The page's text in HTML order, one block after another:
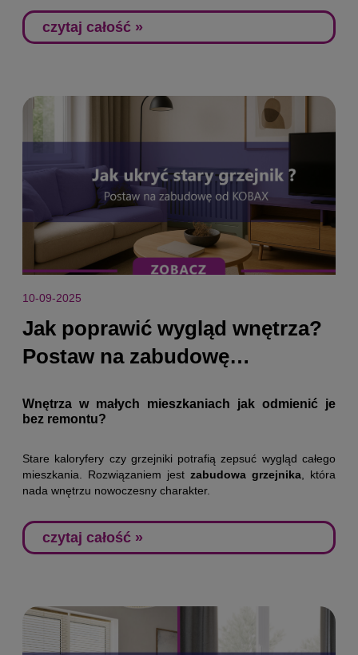
czytaj całość »
10-09-2025
Jak poprawić wygląd wnętrza?
Postaw na zabudowę
Wnętrza w małych mieszkaniach jak odmienić je
bez remontu?
Stare kaloryfery czy grzejniki potrafią zepsuć wygląd całego
mieszkania. Rozwiązaniem jest zabudowa grzejnika , która
nada wnętrzu nowoczesny charakter.
czytaj całość »